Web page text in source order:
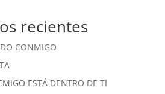
recientes
CONMIGO
ESTÁ DENTRO DE TI